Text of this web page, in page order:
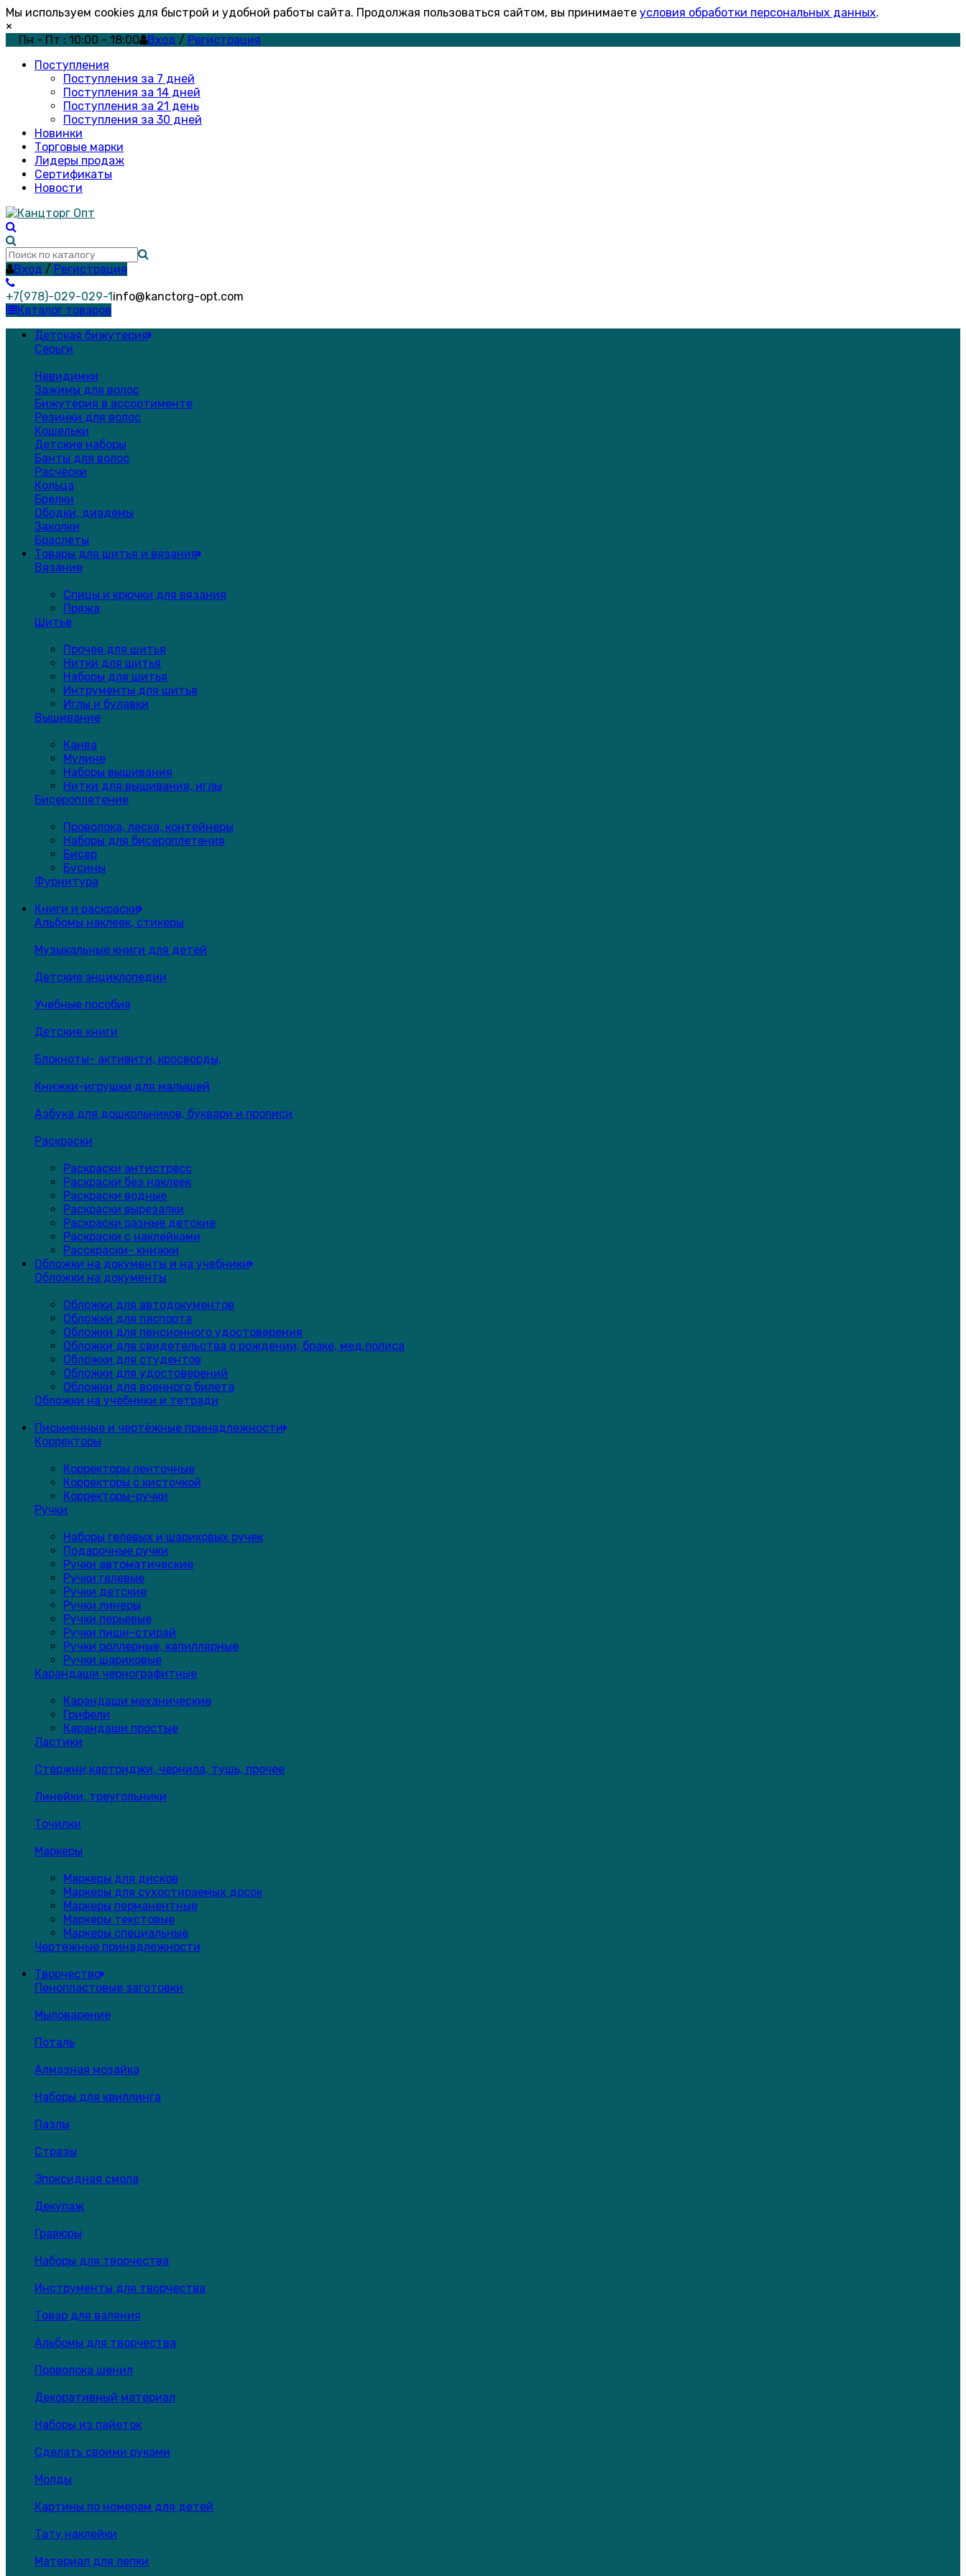
Мы используем cookies для быстрой и удобной работы сайта. Продолжая пользоваться сайтом, вы принимаете условия обработки персональных данных.
×
Пн - Пт : 10:00 - 18:00
Вход / Регистрация
Поступления
Поступления за 7 дней
Поступления за 14 дней
Поступления за 21 день
Поступления за 30 дней
Новинки
Торговые марки
Лидеры продаж
Сертификаты
Новости
Вход / Регистрация
+7(978)-029-029-1info@kanctorg-opt.com
Каталог товаров
Детская бижутерия
Серьги
Невидимки
Зажимы для волос
Бижутерия в ассортименте
Резинки для волос
Кошельки
Детские наборы
Банты для волос
Расчёски
Кольца
Брелки
Ободки, диадемы
Заколки
Браслеты
Товары для шитья и вязания
Вязание
Спицы и крючки для вязания
Пряжа
Шитье
Прочее для шитья
Нитки для шитья
Наборы для шитья
Интрументы для шитья
Иглы и булавки
Вышивание
Канва
Мулине
Наборы вышивания
Нитки для вышивания, иглы
Бисероплетение
Проволока, леска, контейнеры
Наборы для бисероплетения
Бисер
Бусины
Фурнитура
Книги и раскраски
Альбомы наклеек, стикеры
Музыкальные книги для детей
Детские энциклопедии
Учебные пособия
Детские книги
Блокноты- активити, кросворды,
Книжки-игрушки для малышей
Азбука для дошкольников, буквари и прописи
Раскраски
Раскраски антистресс
Раскраски без наклеек
Раскраски водные
Раскраски вырезалки
Раскраски разные детские
Раскраски с наклейками
Расскраски- книжки
Обложки на документы и на учебники
Обложки на документы
Обложки для автодокументов
Обложки для паспорта
Обложки для пенсионного удостоверения
Обложки для свидетельства о рождении, браке, мед.полиса
Обложки для студентов
Обложки для удостоверений
Обложки для военного билета
Обложки на учебники и тетради
Письменные и чертёжные принадлежности
Корректоры
Корректоры ленточные
Корректоры с кисточкой
Корректоры-ручки
Ручки
Наборы гелевых и шариковых ручек
Подарочные ручки
Ручки автоматические
Ручки гелевые
Ручки детские
Ручки линеры
Ручки перьевые
Ручки пиши-стирай
Ручки роллерные, капиллярные
Ручки шариковые
Карандаши чернографитные
Карандаши механические
Грифели
Карандаши простые
Ластики
Стержни,картриджи, чернила, тушь, прочее
Линейки, треугольники
Точилки
Маркеры
Маркеры для дисков
Маркеры для сухостираемых досок
Маркеры перманентные
Маркеры текстовые
Маркеры специальные
Чертежные принадлежности
Творчество
Пенопластовые заготовки
Мыловарение
Поталь
Алмазная мозайка
Наборы для квиллинга
Пазлы
Стразы
Эпоксидная смола
Декупаж
Гравюры
Наборы для творчества
Инструменты для творчества
Товар для валяния
Альбомы для творчества
Проволока шенил
Декоративный материал
Наборы из пайеток
Сделать своими руками
Молды
Картины по номерам для детей
Тату наклейки
Материал для лепки